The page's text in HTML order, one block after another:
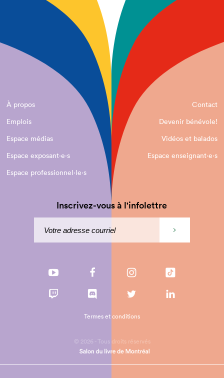
À propos
Contact
Emplois
Devenir bénévole!
Espace médias
Vidéos et balados
Espace exposant·e⋅s
Espace enseignant·e⋅s
Espace professionnel·le⋅s
Inscrivez-vous à l'infolettre
© 2026 - Tous droits réservés
Termes et conditions